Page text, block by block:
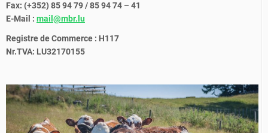
Fax: (+352) 85 94 79 / 85 94 74 – 41
E-Mail : mail@mbr.lu
Registre de Commerce : H117
Nr.TVA: LU32170155